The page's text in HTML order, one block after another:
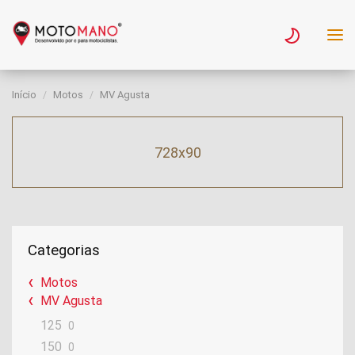
Início Motos MV Agusta
728x90
Categorias
Motos
MV Agusta
125
0
150 0